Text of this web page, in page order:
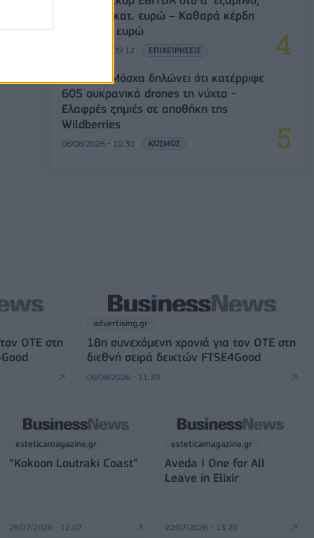
στα 550 εκατ. ευρώ – Καθαρά κέρδη
313 εκατ. ευρώ
06/08/2026 - 09:12 ΕΠΙΧΕΙΡΗΣΕΙΣ
Ρωσία: Η Μόσχα δηλώνει ότι κατέρριψε
605 ουκρανικά drones τη νύχτα -
Ελαφρές ζημιές σε αποθήκη της
Wildberries
06/08/2026 - 10:30 ΚΟΣΜΟΣ
ΟΤΕ στη
advertising.gr
18η συνεχόμενη χρονιά για τον ΟΤΕ στη
διεθνή σειρά δεικτών FTSE4Good
06/08/2026 - 11:39
esteticamagazine.gr
“Kokoon Loutraki Coast”
28/07/2026 - 12:07
esteticamagazine.gr
Aveda I One for All
Leave in Elixir
22/07/2026 - 13:20